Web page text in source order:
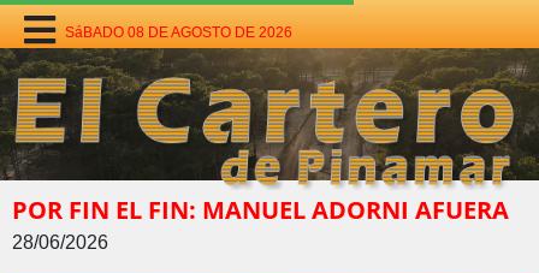
SáBADO 08 DE AGOSTO DE 2026
POR FIN EL FIN: MANUEL ADORNI AFUERA
28/06/2026